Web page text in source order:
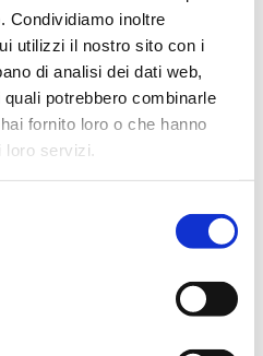
Condividiamo inoltre
utilizzi il nostro sito con i
di analisi dei dati web,
potrebbero combinarle
fornito loro o che hanno
servizi.
STANDARD
metodi enzimatici sono
da organizzazioni
Organization)
Analytical Chemists)
Convention) e tanti altri